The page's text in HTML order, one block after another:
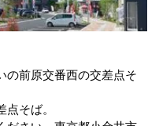
の前原交番西の交差点そ
そば。